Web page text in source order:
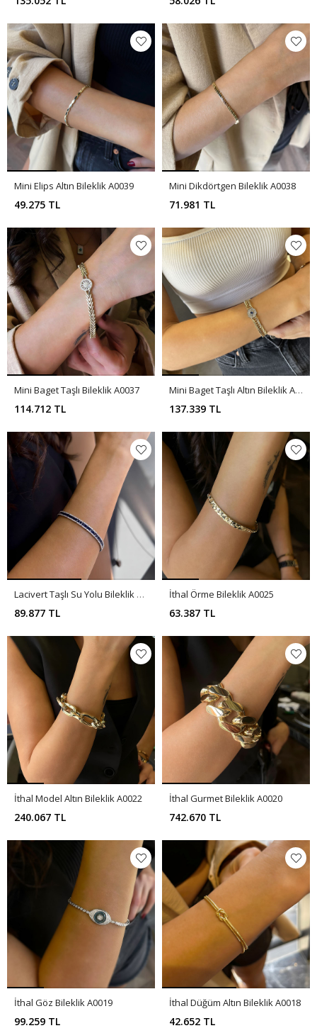
Mini Elips Altın Bileklik A0039
49.275 TL
Mini Dikdörtgen Bileklik A0038
71.981 TL
Mini Baget Taşlı Bileklik A0037
114.712 TL
Mini Baget Taşlı Altın Bileklik A0034
137.339 TL
Lacivert Taşlı Su Yolu Bileklik A0032
89.877 TL
İthal Örme Bileklik A0025
63.387 TL
İthal Model Altın Bileklik A0022
240.067 TL
İthal Gurmet Bileklik A0020
742.670 TL
İthal Göz Bileklik A0019
99.259 TL
İthal Düğüm Altın Bileklik A0018
42.652 TL